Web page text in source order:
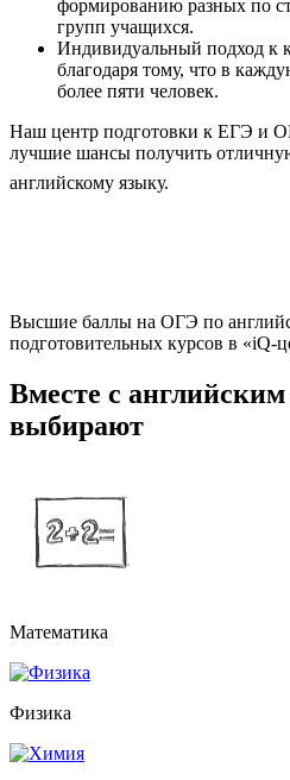
формированию разных по
групп учащихся.
Индивидуальный подход к
благодаря тому, что в
более пяти человек.
Наш центр подготовки к ЕГЭ и
лучшие шансы получить
английскому языку.
Высшие баллы на ОГЭ по
подготовительных курсов в «iQ-
Вместе с
выбирают
Математика
Физика